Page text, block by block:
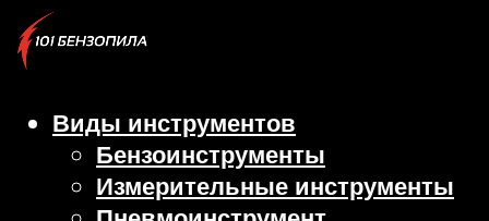
Виды инструментов
Бензоинструменты
Измерительные инструменты